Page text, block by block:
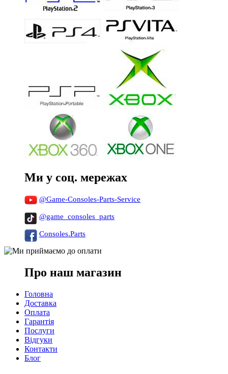
Ми у соц. мережах
@Game-Consoles-Parts-Service
@game_consoles_parts
Consoles.Parts
Про наш магазин
Головна
Доставка
Оплата
Гарантія
Послуги
Відгуки
Контакти
Блог